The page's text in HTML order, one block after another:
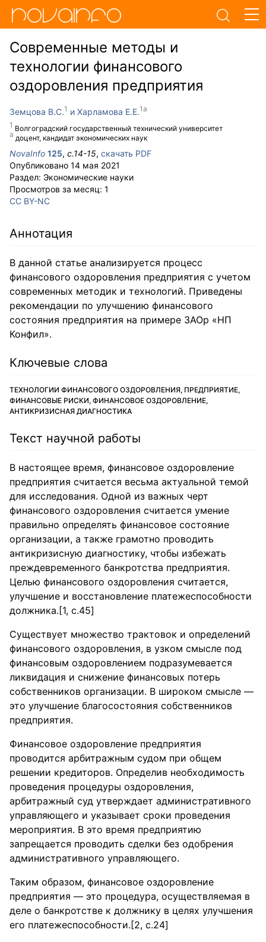
Современные методы и
технологии финансового
оздоровления предприятия
Земцова В.С.
Волгоградский государственный технический университет
Харламова Е.Е.
доцент, кандидат экономических наук
NovaInfo 125, с.14-15, скачать PDF
Опубликовано 14 мая 2021
Раздел: Экономические науки
Просмотров за месяц: 1
CC BY-NC
Аннотация
В данной статье анализируется процесс
финансового оздоровления предприятия с учетом
современных методик и технологий. Приведены
рекомендации по улучшению финансового
состояния предприятия на примере ЗАОр «НП
Конфил».
Ключевые слова
ТЕХНОЛОГИИ ФИНАНСОВОГО ОЗДОРОВЛЕНИЯ, ПРЕДПРИЯТИЕ,
ФИНАНСОВЫЕ РИСКИ, ФИНАНСОВОЕ ОЗДОРОВЛЕНИЕ,
АНТИКРИЗИСНАЯ ДИАГНОСТИКА
Текст научной работы
В настоящее время, финансовое оздоровление
предприятия считается весьма актуальной темой
для исследования. Одной из важных черт
финансового оздоровления считается умение
правильно определять финансовое состояние
организации, а также грамотно проводить
антикризисную диагностику, чтобы избежать
преждевременного банкротства предприятия.
Целью финансового оздоровления считается,
улучшение и восстановление платежеспособности
должника.[1, c.45]
Существует множество трактовок и определений
финансового оздоровления, в узком смысле под
финансовым оздоровлением подразумевается
ликвидация и снижение финансовых потерь
собственников организации. В широком смысле —
это улучшение благосостояния собственников
предприятия.
Финансовое оздоровление предприятия
проводится арбитражным судом при общем
решении кредиторов. Определив необходимость
проведения процедуры оздоровления,
арбитражный суд утверждает административного
управляющего и указывает сроки проведения
мероприятия. В это время предприятию
запрещается проводить сделки без одобрения
административного управляющего.
Таким образом, финансовое оздоровление
предприятия — это процедура, осуществляемая в
деле о банкротстве к должнику в целях улучшения
его платежеспособности.[2, c.24]